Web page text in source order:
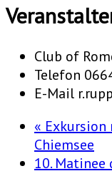
Club of
Telefon
E-Mail
« Exkursion
Chiemsee
10. Matinee